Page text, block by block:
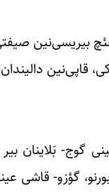
بیریسی‌نین
گوج-
گؤزو- قاشی